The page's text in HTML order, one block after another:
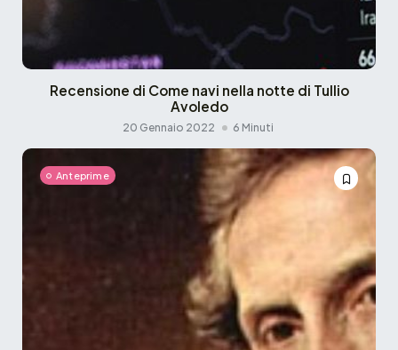
Recensione di Come navi nella notte di Tullio
Avoledo
20 Gennaio 2022 6 Minuti
Anteprime